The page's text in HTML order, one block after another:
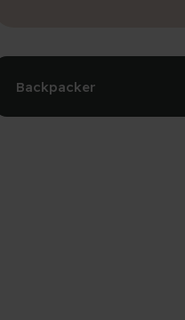
Backpacker